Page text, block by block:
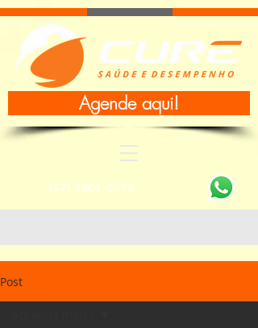
Agende aqui!
(47) 3801-2376
Post